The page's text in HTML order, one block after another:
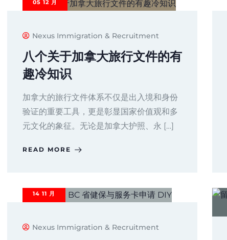
05 12 月
Nexus Immigration & Recruitment
八个关于加拿大旅行文件的有
趣冷知识
加拿大的旅行文件体系不仅是出入境和身份
验证的重要工具，更是彰显国家价值观和多
元文化的象征。无论是加拿大护照、永 […]
READ MORE
14 11 月
Nexus Immigration & Recruitment